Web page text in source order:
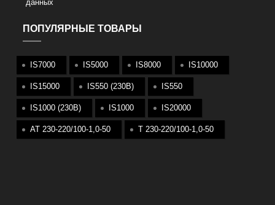
данных
ПОПУЛЯРНЫЕ ТОВАРЫ
IS7000 IS5000 IS8000 IS10000
IS15000 IS550 (230В) IS550
IS1000 (230В) IS1000 IS20000
АТ 230-220/100-1,0-50 T 230-220/100-1,0-50